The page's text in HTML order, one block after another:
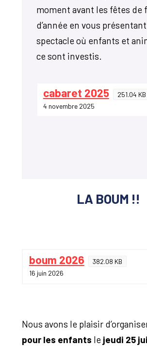
moment avant les fêtes de
d’année en vous
spectacle où enfants et
ce sont investis.
cabaret 2025
251.04 KB
4 novembre 2025
LA BOUM !!
boum 2026
382.08 KB
16 juin 2026
Nous avons le plaisir
pour les enfants le jeudi 25